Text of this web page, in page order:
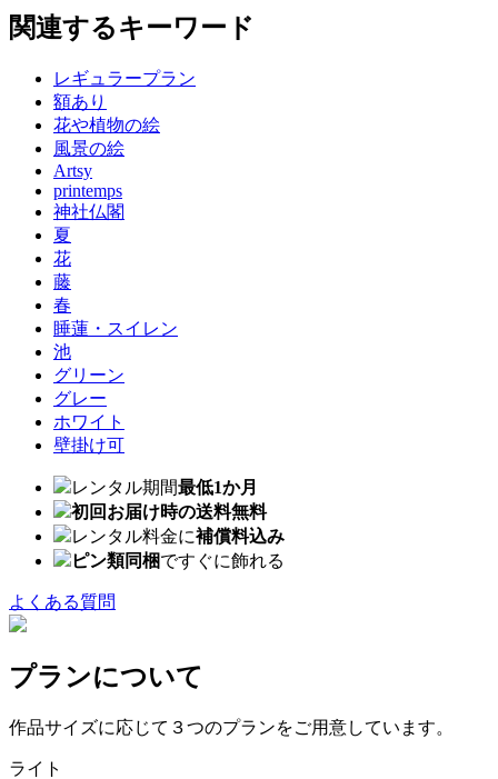
関連するキーワード
レギュラープラン
額あり
花や植物の絵
風景の絵
Artsy
printemps
神社仏閣
夏
花
藤
春
睡蓮・スイレン
池
グリーン
グレー
ホワイト
壁掛け可
レンタル期間最低1か月
初回お届け時の送料無料
レンタル料金に補償料込み
ピン類同梱ですぐに飾れる
よくある質問
プランについて
作品サイズに応じて３つのプランをご用意しています。
ライト